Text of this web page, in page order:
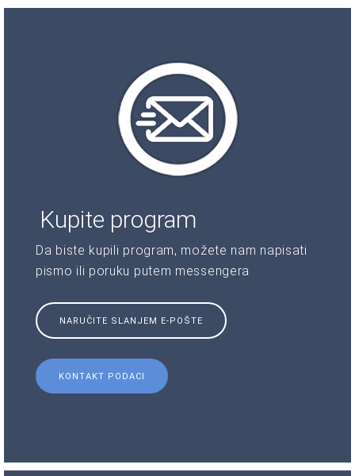
Kupite program
Da biste kupili program, možete nam napisati
pismo ili poruku putem messengera
NARUČITE SLANJEM E-POŠTE
KONTAKT PODACI